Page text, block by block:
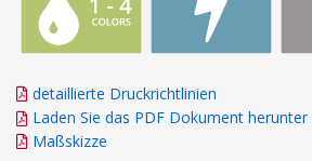
detaillierte Druckrichtlinien
Laden Sie das PDF Dokument herunter
Maßskizze